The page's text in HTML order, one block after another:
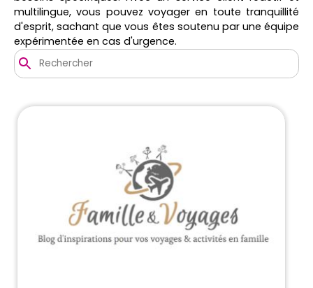
multilingue, vous pouvez voyager en toute tranquillité
d'esprit, sachant que vous êtes soutenu par une équipe
expérimentée en cas d'urgence.